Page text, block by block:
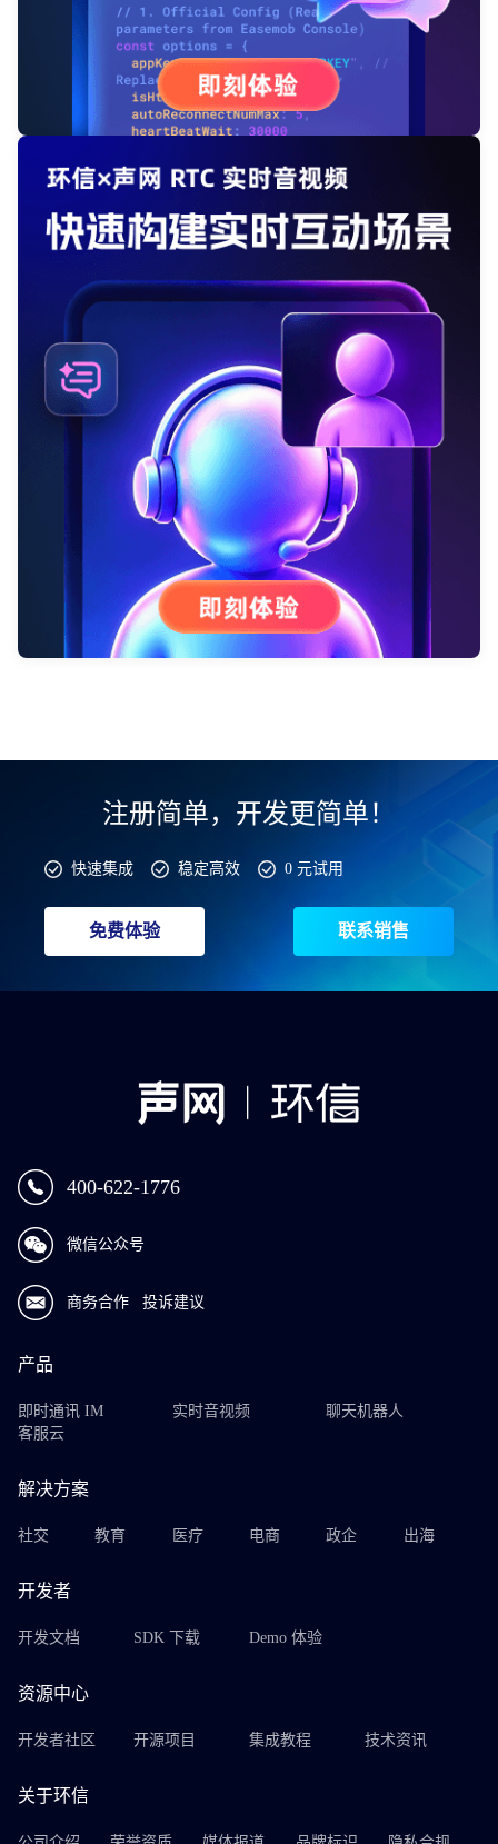
注册简单，开发更简单！
快速集成 稳定高效 0 元试用
免费体验 联系销售
400-622-1776
微信公众号
商务合作 投诉建议
产品
即时通讯 IM 实时音视频
聊天机器人
客服云
解决方案
社交 教育 医疗 电商 政企 出海
开发者
开发文档 SDK 下载 Demo 体验
资源中心
开发者社区 开源项目 集成教程 技术资讯
关于环信